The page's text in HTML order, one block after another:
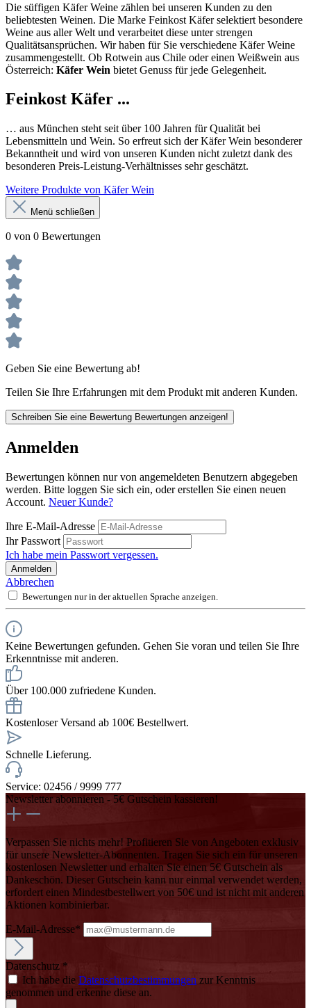
Die süffigen Käfer Weine zählen bei unseren Kunden zu den
beliebtesten Weinen. Die Marke Feinkost Käfer selektiert besondere
Weine aus aller Welt und verarbeitet diese unter strengen
Qualitätsansprüchen. Wir haben für Sie verschiedene Käfer Weine
zusammengestellt. Ob Rotwein aus Chile oder einen Weißwein aus
Österreich: Käfer Wein bietet Genuss für jede Gelegenheit.
Feinkost Käfer ...
… aus München steht seit über 100 Jahren für Qualität bei
Lebensmitteln und Wein. So erfreut sich der Käfer Wein besonderer
Bekanntheit und wird von unseren Kunden nicht zuletzt dank des
besonderen Preis-Leistung-Verhältnisses sehr geschätzt.
Weitere Produkte von Käfer Wein
Menü schließen
0 von 0 Bewertungen
Geben Sie eine Bewertung ab!
Teilen Sie Ihre Erfahrungen mit dem Produkt mit anderen Kunden.
Schreiben Sie eine Bewertung Bewertungen anzeigen!
Anmelden
Bewertungen können nur von angemeldeten Benutzern abgegeben
werden. Bitte loggen Sie sich ein, oder erstellen Sie einen neuen
Account. Neuer Kunde?
Ihre E-Mail-Adresse
Ihr Passwort
Ich habe mein Passwort vergessen.
Anmelden
Abbrechen
Bewertungen nur in der aktuellen Sprache anzeigen.
Keine Bewertungen gefunden. Gehen Sie voran und teilen Sie Ihre
Erkenntnisse mit anderen.
Über 100.000 zufriedene Kunden.
Kostenloser Versand ab 100€ Bestellwert.
Schnelle Lieferung.
Service: 02456 / 9999 777
Newsletter abonnieren - 5€ Gutschein kassieren!
Verpassen Sie nichts mehr! Profitieren Sie von Angeboten exklusiv
für unsere Newsletter-Abonnenten. Tragen Sie sich ein für unseren
kostenlosen Newsletter und erhalten Sie einen 5€ Gutschein als
Dankeschön. Dieser Gutschein kann nur einmal verwendet werden,
erfordert einen Mindestbestellwert von 50€ und ist nicht mit anderen
Aktionen kombinierbar.
E-Mail-Adresse*
Datenschutz *
Ich habe die Datenschutzbestimmungen zur Kenntnis
genommen und erkenne diese an.